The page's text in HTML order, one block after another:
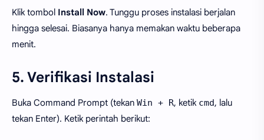
Klik tombol Install Now. Tunggu proses instalasi berjalan
hingga selesai. Biasanya hanya memakan waktu beberapa
menit.
5. Verifikasi Instalasi
Buka Command Prompt (tekan Win + R, ketik cmd, lalu
tekan Enter). Ketik perintah berikut: